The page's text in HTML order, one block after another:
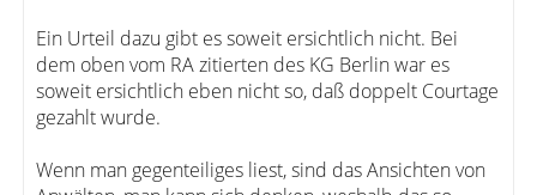
Ein Urteil dazu gibt es soweit ersichtlich nicht. Bei
dem oben vom RA zitierten des KG Berlin war es
soweit ersichtlich eben nicht so, daß doppelt Courtage
gezahlt wurde.
Wenn man gegenteiliges liest, sind das Ansichten von